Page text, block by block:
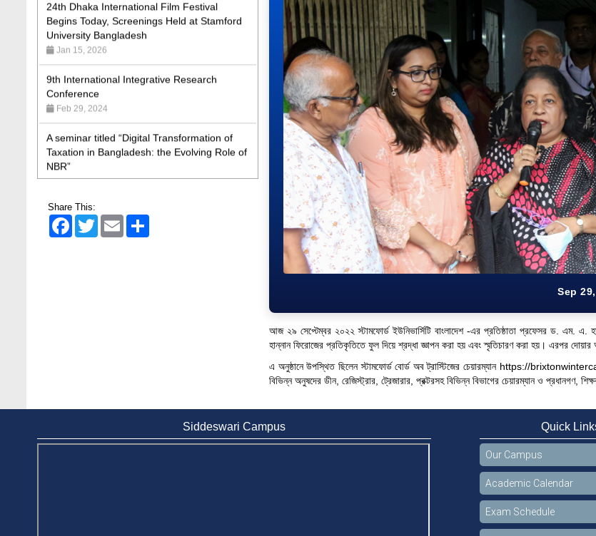
University Bangladesh
Jan 15, 2026
9th International Integrative Research
Conference
Feb 29, 2024
A seminar titled “Digital Transformation of
Taxation in Bangladesh: the Evolving Role of
NBR”
May 19, 2026
Academic Excellence Award 2023 and Quiz
Jun 4, 2023
Admission Fair Spring 2026 underway at
Jun 11, 2026
Share This:
FacebookTwitter Email
Sep
আজ ২৯ সেপ্টেম্বর ২০২২ স্টামফোর্ড ইউনিভার্সিটি বাংলাদেশ -এর প্রতিষ্ঠাতা প্রফেসর ড. এম. এ.
হান্নান ফিরোজের প্রতিকৃতিতে ফুল দিয়ে শ্রদ্ধা জ্ঞাপন করা হয় এবং স্মৃতিচারণ করা হয়। এরপর
এ অনুষ্ঠানে উপস্থিত ছিলেন স্টামফোর্ড বোর্ড অব ট্রাস্টিজের চেয়ারম্যান https://
বিভিন্ন অনুষদের ডীন, রেজিস্ট্রার, ট্রেজারার, প্রক্টরসহ বিভিন্ন বিভাগের চেয়ারম্যান ও প্রধানগণ, শিক্ষক-
Siddeswari Campus Quick
Our Campus
Academic Calendar
Exam Schedule